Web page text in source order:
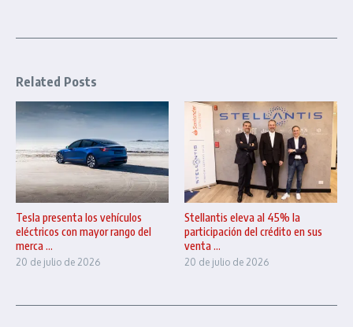
Related Posts
Tesla presenta los vehículos
eléctricos con mayor rango del
merca ...
20 de julio de 2026
Stellantis eleva al 45% la
participación del crédito en sus
venta ...
20 de julio de 2026